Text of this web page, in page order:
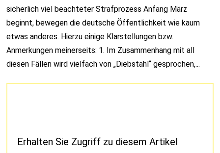
sicherlich viel beachteter Strafprozess Anfang März
beginnt, bewegen die deutsche Öffentlichkeit wie kaum
etwas anderes. Hierzu einige Klarstellungen bzw.
Anmerkungen meinerseits: 1. Im Zusammenhang mit all
diesen Fällen wird vielfach von „Diebstahl“ gesprochen,...
Erhalten Sie Zugriff zu diesem Artikel